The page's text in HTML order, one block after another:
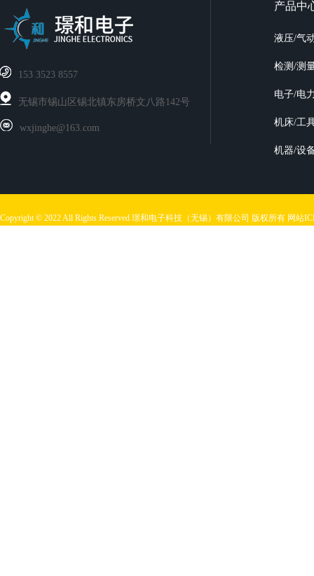
‭153 3523 8557
无锡市锡山区锡北镇东房桥文八路142号
wxjinghe@163.com
产品中
液压/气
检测/测
电子/电
机床/工
机器/设
Copyright © 2022 All Rights Reserved 璟和电子科技（无锡）有限公司 版权所有 网站